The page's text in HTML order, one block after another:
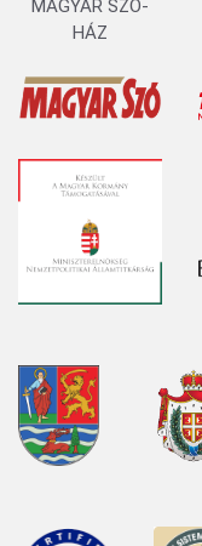
MAGYAR SZÓ-
HÁZ